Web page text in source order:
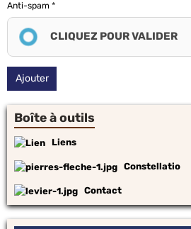
Anti-spam
CLIQUEZ POUR VALIDER
Ajouter
Boîte à outils
Liens
Constellatio
Contact